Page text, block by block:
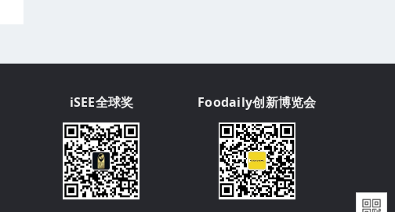
iSEE全球奖 Foodaily创新博览会